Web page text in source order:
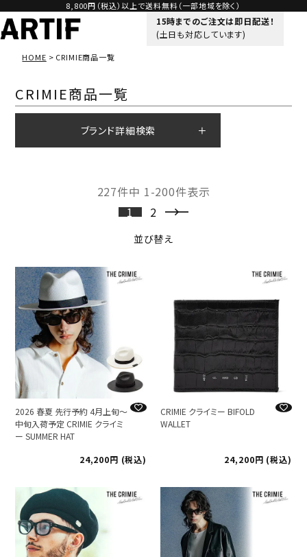
8,800円（税込）以上で送料無料（一部地域を除く）
15時までのご注文は即日配送！
(土日も対応しています)
HOME CRIMIE商品一覧
CRIMIE商品一覧
ブランド詳細検索
並び替え
227件中 1-200件表示
1
2
2026 春夏 先行予約 4月上旬～
中旬入荷予定 CRIMIE クライミ
ー SUMMER HAT
24,200
税込
CRIMIE クライミー BIFOLD
WALLET
24,200 税込